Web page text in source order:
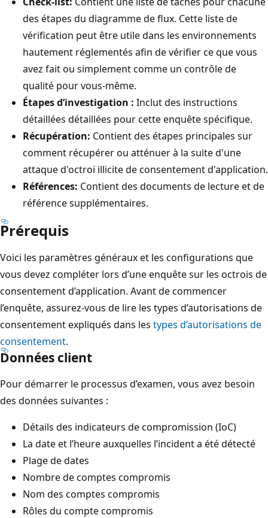
des étapes du diagramme de flux. Cette liste de
vérification peut être utile dans les environnements
hautement réglementés afin de vérifier ce que vous
avez fait ou simplement comme un contrôle de
qualité pour vous-même.
Étapes d’investigation : Inclut des instructions
détaillées détaillées pour cette enquête spécifique.
Récupération: Contient des étapes principales sur
comment récupérer ou atténuer à la suite d'une
attaque d'octroi illicite de consentement d'application.
Références: Contient des documents de lecture et de
référence supplémentaires.
Prérequis
Voici les paramètres généraux et les configurations que
vous devez compléter lors d’une enquête sur les octrois de
consentement d’application. Avant de commencer
l’enquête, assurez-vous de lire les types d’autorisations de
consentement expliqués dans les types d’autorisations de
consentement.
Données client
Pour démarrer le processus d’examen, vous avez besoin
des données suivantes :
Détails des indicateurs de compromission (IoC)
La date et l’heure auxquelles l’incident a été détecté
Plage de dates
Nombre de comptes compromis
Nom des comptes compromis
Rôles du compte compromis